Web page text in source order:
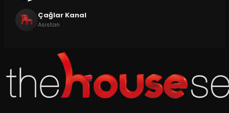
Çağlar Kanal
Asistan